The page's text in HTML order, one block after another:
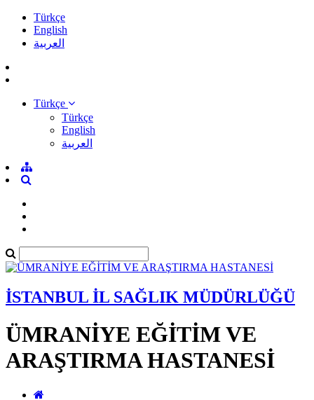
Türkçe
English
العربية
Türkçe
Türkçe
English
العربية
İSTANBUL İL SAĞLIK MÜDÜRLÜĞÜ
ÜMRANİYE EĞİTİM VE
ARAŞTIRMA HASTANESİ